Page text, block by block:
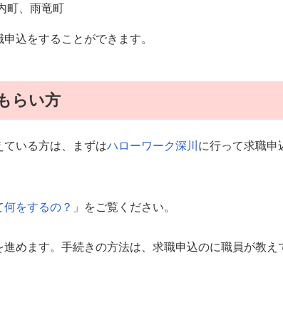
町、雨竜町
込をすることができます。
らい方
いる方は、まずはハローワーク深川 に行って求職申
をするの？ 」をご覧ください。
めます。手続きの方法は、求職申込のに職員が教え